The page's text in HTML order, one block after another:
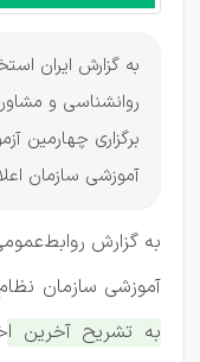
به گزارش ایران
روانشناسی و
برگزاری چهارمین
آموزشی سازمان
به گزارش
آموزشی سازمان
به تشریح آخرین